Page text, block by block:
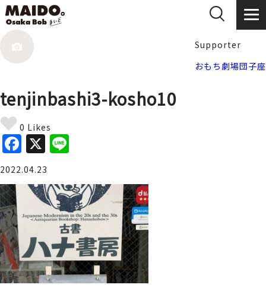
Supporter
おもち劇場団子座
tenjinbashi3-kosho10
0 Likes
F
a
c
e
b
o
o
k
X
e
2022.04.23